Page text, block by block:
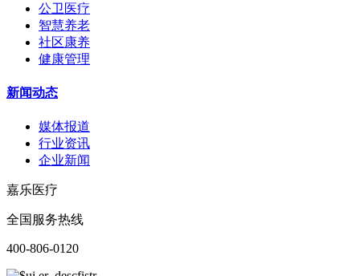
公卫医疗
智慧养老
社区康养
健康管理
新闻动态
媒体报道
行业资讯
企业新闻
嘉乐医疗
全国服务热线
400-806-0120